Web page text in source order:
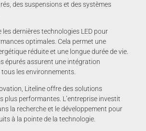
des suspensions et des systèmes
les dernières technologies LED pour
optimales. Cela permet une
réduite et une longue durée de vie.
épurés assurent une intégration
les environnements.
Liteline offre des solutions
plus performantes. L’entreprise investit
la recherche et le développement pour
à la pointe de la technologie.